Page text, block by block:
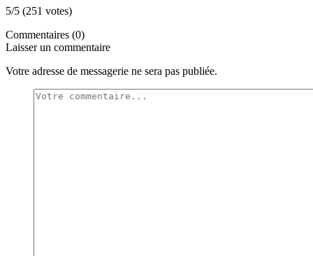
5/5 (251 votes)
Commentaires (0)
Laisser un commentaire
Votre adresse de messagerie ne sera pas publiée.